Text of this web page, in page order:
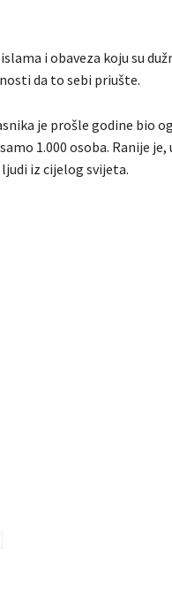
i obaveza koju su
da to sebi priušte.
je prošle godine bio
1.000 osoba. Ranije
iz cijelog svijeta.